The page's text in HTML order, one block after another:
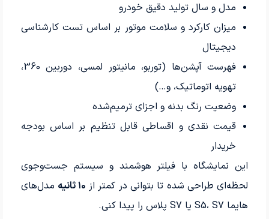
مدل و سال تولید دقیق خودرو
میزان کارکرد و سلامت موتور بر اساس تست کارشناسی
دیجیتال
فهرست آپشن‌ها (توربو، مانیتور لمسی، دوربین 360،
تهویه اتوماتیک، و…)
وضعیت رنگ بدنه و اجزای ترمیم‌شده
قیمت نقدی و اقساطی قابل تنظیم بر اساس بودجه
خریدار
این نمایشگاه با فیلتر هوشمند و سیستم جست‌وجوی
لحظه‌ای طراحی شده تا بتوانی در کمتر از ۱۰ ثانیه
مدل‌های
هایما S5، S7 یا S7 پلاس را پیدا کنی.